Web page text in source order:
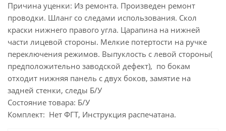
Причина уценки: Из ремонта. Произведен ремонт
проводки. Шланг со следами использования. Скол
краски нижнего правого угла. Царапина на нижней
части лицевой стороны. Мелкие потертости на ручке
переключения режимов. Выпуклость с левой стороны(
предположительно заводской дефект), по бокам
отходит нижняя панель с двух боков, замятие на
задней стенки, следы Б/У
Состояние товара: Б/У
Комплект: Нет ФГТ, Инструкция распечатана.